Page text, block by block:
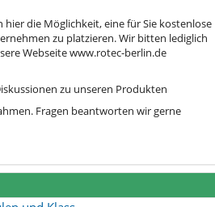
hier die Möglichkeit, eine für Sie kostenlose
zu platzieren. Wir bitten lediglich
Webseite www.rotec-berlin.de
zu unseren Produkten
Fragen beantworten wir gerne